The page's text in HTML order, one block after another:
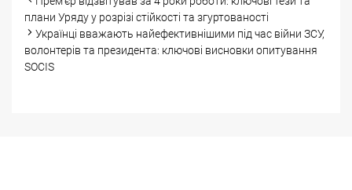
navigation
плани Уряду у розрізі стійкості та згуртованості
Українці вважають найефективнішими під час війни ЗСУ,
волонтерів та президента: ключові висновки опитування
SOCIS